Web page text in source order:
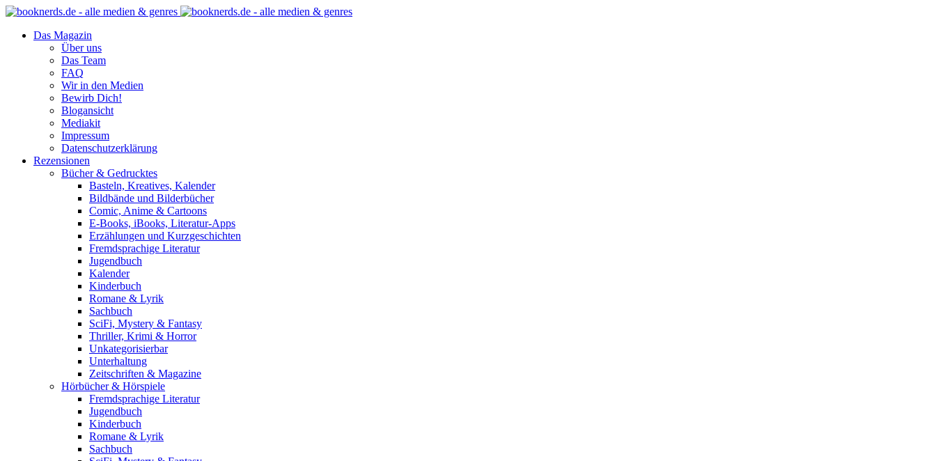
Das Magazin
Über uns
Das Team
FAQ
Wir in den Medien
Bewirb Dich!
Blogansicht
Mediakit
Impressum
Datenschutzerklärung
Rezensionen
Bücher & Gedrucktes
Basteln, Kreatives, Kalender
Bildbände und Bilderbücher
Comic, Anime & Cartoons
E-Books, iBooks, Literatur-Apps
Erzählungen und Kurzgeschichten
Fremdsprachige Literatur
Jugendbuch
Kalender
Kinderbuch
Romane & Lyrik
Sachbuch
SciFi, Mystery & Fantasy
Thriller, Krimi & Horror
Unkategorisierbar
Unterhaltung
Zeitschriften & Magazine
Hörbücher & Hörspiele
Fremdsprachige Literatur
Jugendbuch
Kinderbuch
Romane & Lyrik
Sachbuch